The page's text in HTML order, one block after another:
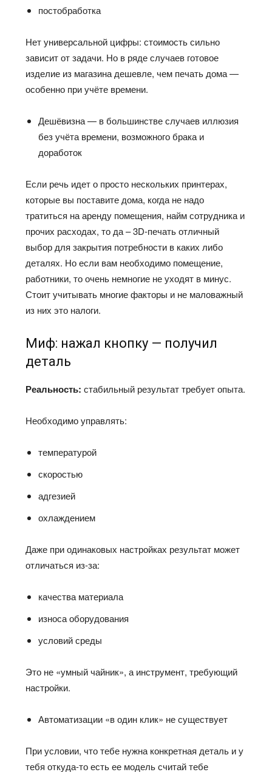
постобработка
Нет универсальной цифры: стоимость сильно
зависит от задачи. Но в ряде случаев готовое
изделие из магазина дешевле, чем печать дома —
особенно при учёте времени.
Дешёвизна — в большинстве случаев иллюзия
без учёта времени, возможного брака и
доработок
Если речь идет о просто нескольких принтерах,
которые вы поставите дома, когда не надо
тратиться на аренду помещения, найм сотрудника и
прочих расходах, то да – 3D-печать отличный
выбор для закрытия потребности в каких либо
деталях. Но если вам необходимо помещение,
работники, то очень немногие не уходят в минус.
Стоит учитывать многие факторы и не маловажный
из них это налоги.
Миф: нажал кнопку — получил
деталь
Реальность: стабильный результат требует опыта.
Необходимо управлять:
температурой
скоростью
адгезией
охлаждением
Даже при одинаковых настройках результат может
отличаться из‑за:
качества материала
износа оборудования
условий среды
Это не «умный чайник», а инструмент, требующий
настройки.
Автоматизации «в один клик» не существует
При условии, что тебе нужна конкретная деталь и у
тебя откуда-то есть ее модель считай тебе